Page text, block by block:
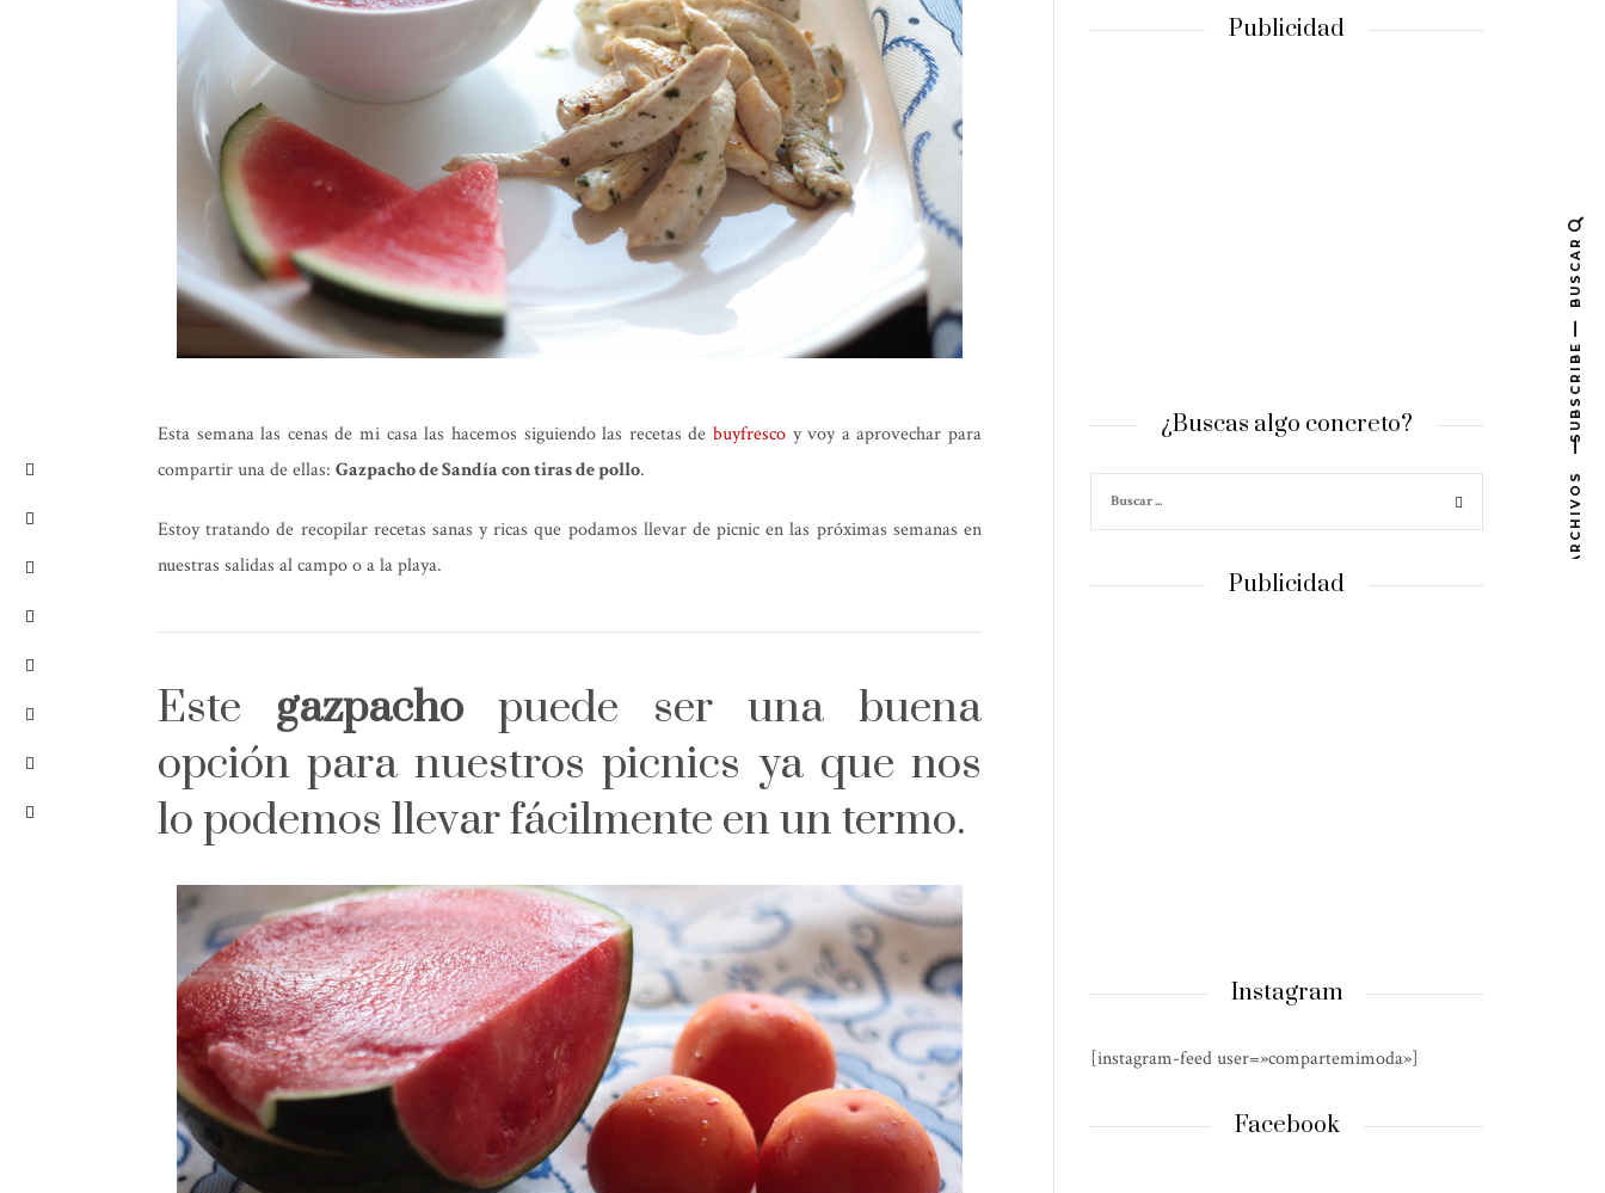
Esta semana las cenas de mi casa las hacemos siguiendo las recetas de buyfrescoy voy a aprovechar para
compartir una de ellas: Gazpacho de Sandía con tiras de pollo.
Estoy tratando de recopilar recetas sanas y ricas que podamos llevar de picnic en las próximas semanas en
nuestras salidas al campo o a la playa.
Este gazpacho puede ser una buena
opción para nuestros picnics ya que nos
lo podemos llevar fácilmente en un termo.
Publicidad
¿Buscas algo concreto?
Publicidad
Instagram
[instagram-feed user=»compartemimoda»]
Facebook
BUSCAR
SUBSCRIBE
ARCHIVOS